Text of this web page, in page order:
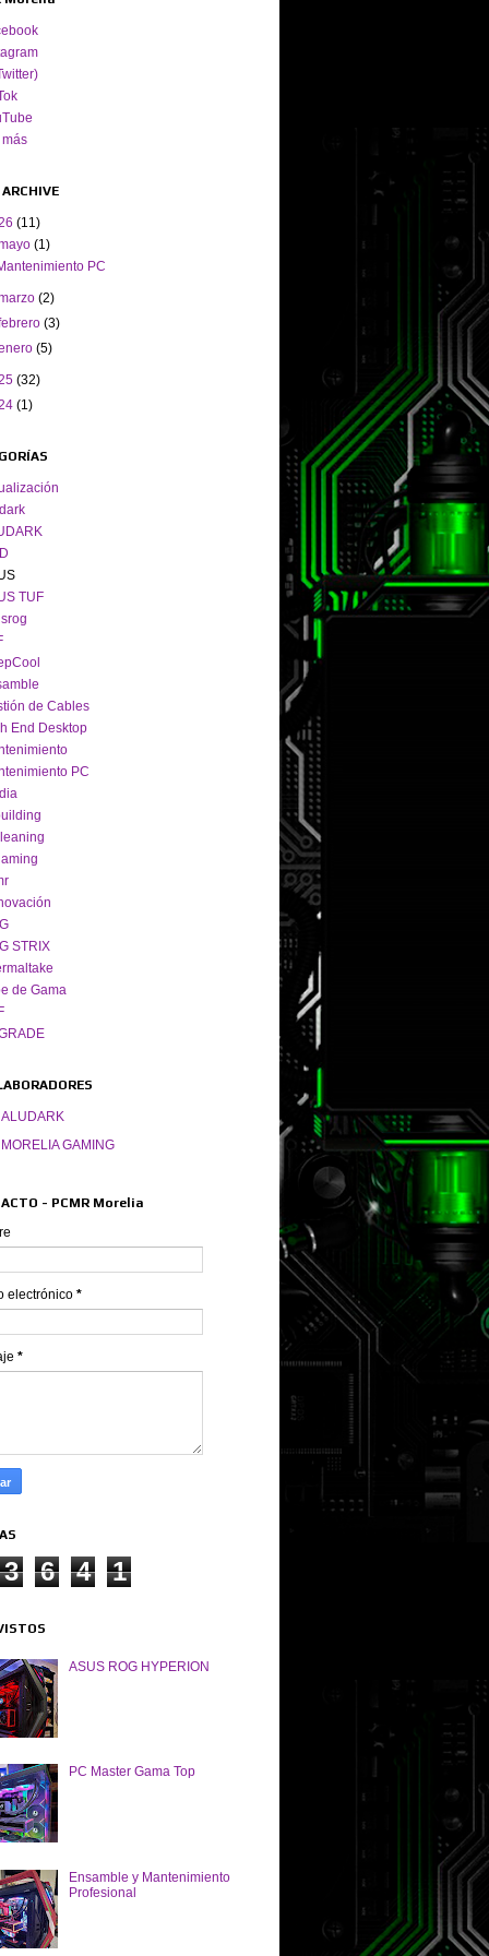
más
(11)
(1)
PC
(2)
(3)
(5)
(32)
(1)
TUF
de Cables
End Desktop
PC
STRIX
de Gama
ALUDARK
MORELIA GAMING
- PCMR Morelia
electrónico *
*
3 6 4 1
ASUS ROG HYPERION
PC Master Gama Top
Ensamble y Mantenimiento
Profesional